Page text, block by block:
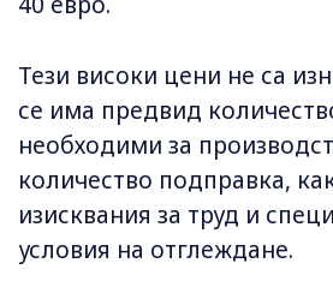
Тези високи цени не са
се има предвид
необходими за
количество подправка,
изисквания за труд и
условия на отглеждане.